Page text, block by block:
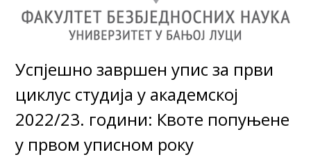
Успјешно завршен упис за први
циклус студија у академској
2022/23. години: Квоте попуњене
у првом уписном року